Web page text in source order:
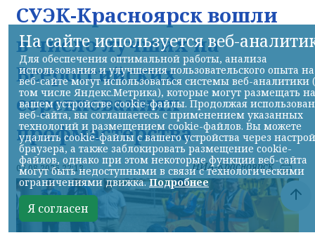
СУЭК-Красноярск вошли
в число лучших на
Всероссийских
соревнованиях
профмастерства
07.08.2026 22:13 НИА-Красноярск
На сайте используется веб-
Для обеспечения оптимальной работы, анализа
использования и улучшения пользовательского опыта на
веб-сайте могут использоваться системы веб-аналитики
том числе Яндекс.Метрика), которые могут размещать на
вашем устройстве cookie-файлы. Продолжая
веб-сайта, вы соглашаетесь с применением указанных
технологий и размещением cookie-файлов. Вы можете
удалить cookie-файлы с вашего устройства через
браузера, а также заблокировать размещение cookie-
файлов, однако при этом некоторые функции веб-сайта
могут быть недоступными в связи с технологическими
ограничениями движка.Подробнее
Я согласен